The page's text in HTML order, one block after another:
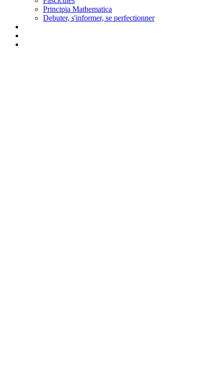
Principia Mathematica
Debuter, s'informer, se perfectionner